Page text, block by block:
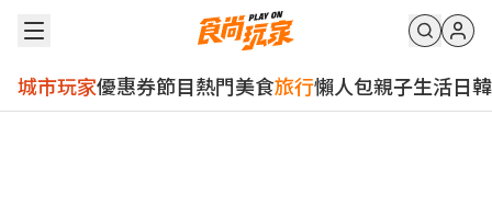
城市玩家優惠券節目熱門美食旅行懶人包親子生活日韓